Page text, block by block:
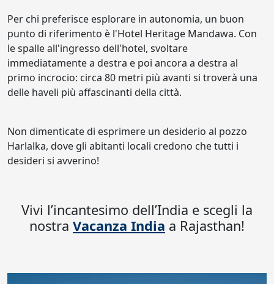
Per chi preferisce esplorare in autonomia, un buon
punto di riferimento è l'Hotel Heritage Mandawa. Con
le spalle all'ingresso dell'hotel, svoltare
immediatamente a destra e poi ancora a destra al
primo incrocio: circa 80 metri più avanti si troverà una
delle haveli più affascinanti della città.
Non dimenticate di esprimere un desiderio al pozzo
Harlalka, dove gli abitanti locali credono che tutti i
desideri si avverino!
Vivi l’incantesimo dell’India e scegli la
nostra Vacanza India a Rajasthan!